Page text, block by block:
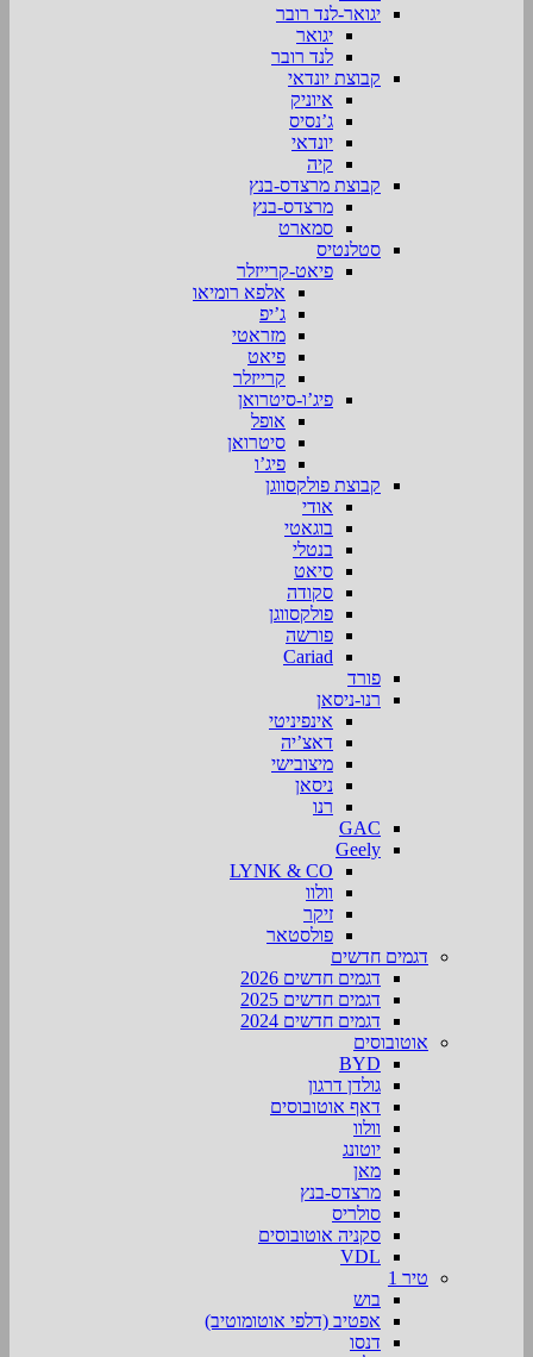
יגואר-לנד רובר
יגואר
לנד רובר
קבוצת יונדאי
איוניק
ג’נסיס
יונדאי
קיה
קבוצת מרצדס-בנץ
מרצדס-בנץ
סמארט
סטלנטיס
פיאט-קרייזלר
אלפא רומיאו
ג’יפ
מזראטי
פיאט
קרייזלר
פיג’ו-סיטרואן
אופל
סיטרואן
פיג’ו
קבוצת פולקסווגן
אודי
בוגאטי
בנטלי
סיאט
סקודה
פולקסווגן
פורשה
Cariad
פורד
רנו-ניסאן
אינפיניטי
דאצ’יה
מיצובישי
ניסאן
רנו
GAC
Geely
LYNK & CO
וולוו
זיקר
פולסטאר
דגמים חדשים
דגמים חדשים 2026
דגמים חדשים 2025
דגמים חדשים 2024
אוטובוסים
BYD
גולדן דרגון
דאף אוטובוסים
וולוו
יוטונג
מאן
מרצדס-בנץ
סולריס
סקניה אוטובוסים
VDL
טיר 1
בוש
אפטיב (דלפי אוטומוטיב)
דנסו